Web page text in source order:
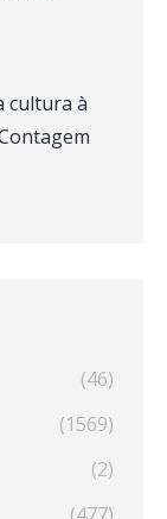
cultura à
(46)
(1569)
(2)